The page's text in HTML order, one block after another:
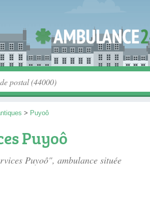
> Puyoô
Puyoô
Puyoô", ambulance située